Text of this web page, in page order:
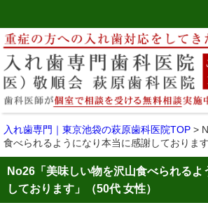
入れ歯専門｜東京池袋の萩原歯科医院TOP >
食べられるようになり本当に感謝しておりま
No26「美味しい物を沢山食べられるよ
しております」（50代 女性）